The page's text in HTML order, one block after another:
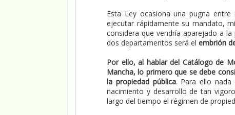
Esta Ley ocasiona una pugna
ejecutar rápidamente su mandato,
considera que vendría aparejado a
dos departamentos será el embrión
Por ello, al hablar del Catálogo de
Mancha, lo primero que se debe
la propiedad pública. Para ello nada
nacimiento y desarrollo de tan
largo del tiempo el régimen de